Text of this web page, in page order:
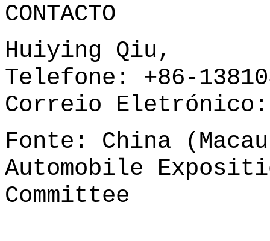
CONTACTO
Huiying Qiu,
Telefone: +86-
Correio
Fonte: China
Automobile
Committee